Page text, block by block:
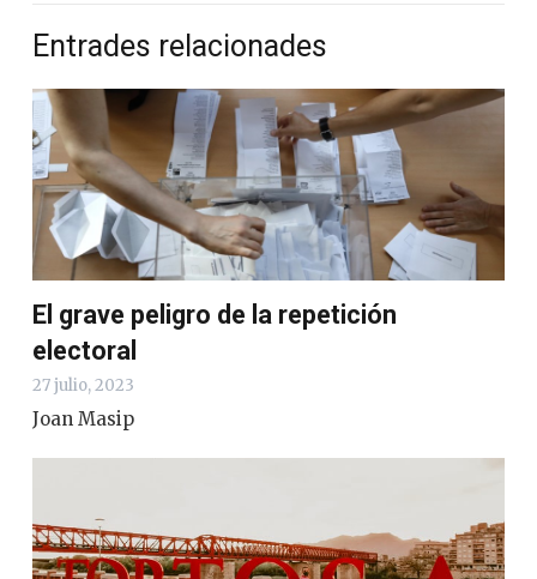
Entrades relacionades
El grave peligro de la repetición
electoral
27 julio, 2023
Joan Masip